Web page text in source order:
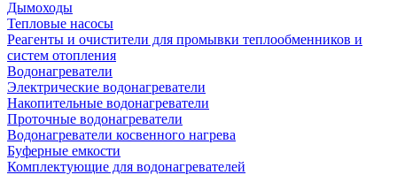
Дымоходы
Тепловые насосы
Реагенты и очистители для промывки теплообменников и
систем отопления
Водонагреватели
Электрические водонагреватели
Накопительные водонагреватели
Проточные водонагреватели
Водонагреватели косвенного нагрева
Буферные емкости
Комплектующие для водонагревателей